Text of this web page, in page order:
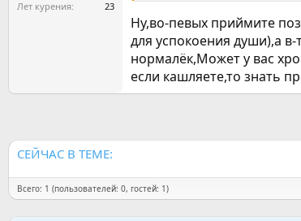
Лет курения
23
Спасибо огромное моему
А теперь, собственно,
отхаркивающих средств
Очищается он, видимо, до сих
Я комлю грудью - к врачу
Ну,во-певых приймите
для успокоения души),а
нормалёк,Может у вас
если кашляете,то знать
СЕЙЧАС В ТЕМЕ:
Всего: 1 (пользователей: 0, гостей: 1)